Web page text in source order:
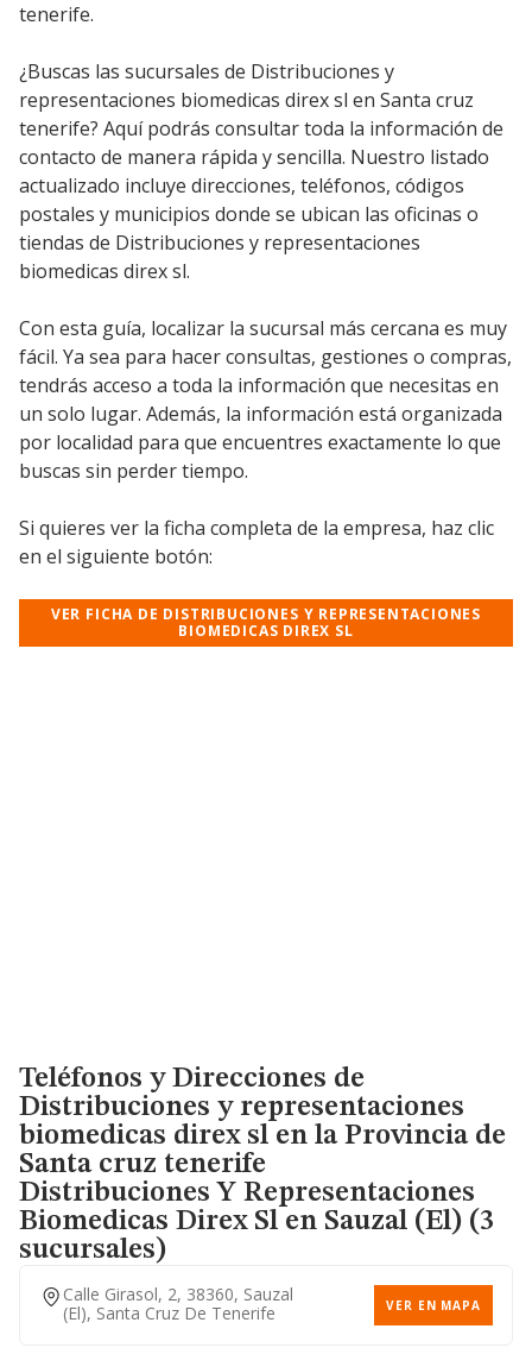
tenerife.
¿Buscas las sucursales de Distribuciones y
representaciones biomedicas direx sl en Santa cruz
tenerife? Aquí podrás consultar toda la información de
contacto de manera rápida y sencilla. Nuestro listado
actualizado incluye direcciones, teléfonos, códigos
postales y municipios donde se ubican las oficinas o
tiendas de Distribuciones y representaciones
biomedicas direx sl.
Con esta guía, localizar la sucursal más cercana es muy
fácil. Ya sea para hacer consultas, gestiones o compras,
tendrás acceso a toda la información que necesitas en
un solo lugar. Además, la información está organizada
por localidad para que encuentres exactamente lo que
buscas sin perder tiempo.
Si quieres ver la ficha completa de la empresa, haz clic
en el siguiente botón:
VER FICHA DE DISTRIBUCIONES Y REPRESENTACIONES
BIOMEDICAS DIREX SL
Teléfonos y Direcciones de
Distribuciones y representaciones
biomedicas direx sl en la Provincia de
Santa cruz tenerife
Distribuciones Y Representaciones
Biomedicas Direx Sl en Sauzal (El) (3
sucursales)
Calle Girasol, 2, 38360, Sauzal
(el), Santa Cruz De Tenerife
VER EN MAPA